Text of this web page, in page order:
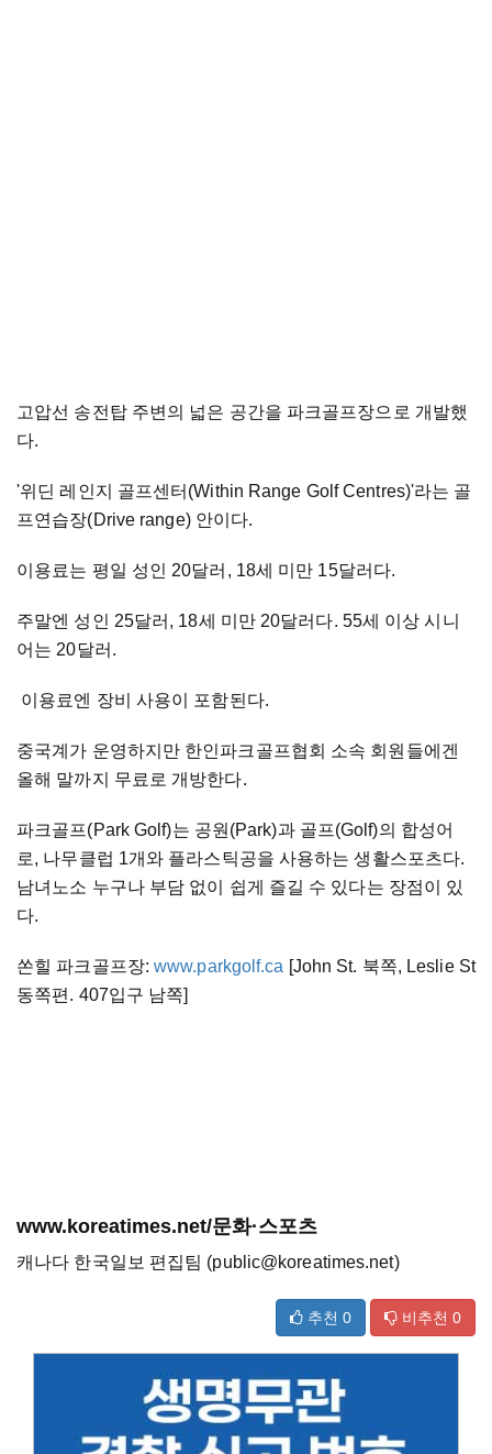
고압선 송전탑 주변의 넓은 공간을 파크골프장으로 개발했
다.
'위딘 레인지 골프센터(Within Range Golf Centres)'라는 골
프연습장(Drive range) 안이다.
이용료는 평일 성인 20달러, 18세 미만 15달러다.
주말엔 성인 25달러, 18세 미만 20달러다. 55세 이상 시니
어는 20달러.
이용료엔 장비 사용이 포함된다.
중국계가 운영하지만 한인파크골프협회 소속 회원들에겐
올해 말까지 무료로 개방한다.
파크골프(Park Golf)는 공원(Park)과 골프(Golf)의 합성어
로, 나무클럽 1개와 플라스틱공을 사용하는 생활스포츠다.
남녀노소 누구나 부담 없이 쉽게 즐길 수 있다는 장점이 있
다.
쏜힐 파크골프장: www.parkgolf.ca [John St. 북쪽, Leslie St
동쪽편. 407입구 남쪽]
www.koreatimes.net/문화·스포츠
캐나다 한국일보 편집팀 (public@koreatimes.net)
추천 0 비추천 0